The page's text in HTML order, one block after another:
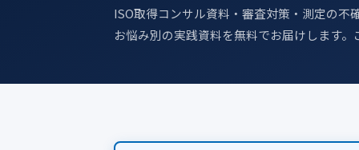
ISO取得コンサル資料・審査対策・測定の不
お悩み別の実践資料を無料でお届けします